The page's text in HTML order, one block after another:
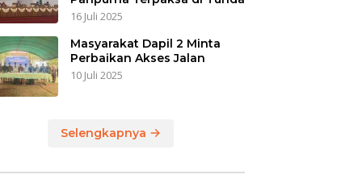
16 Juli 2025
Masyarakat Dapil 2 Minta
Perbaikan Akses Jalan
10 Juli 2025
Selengkapnya